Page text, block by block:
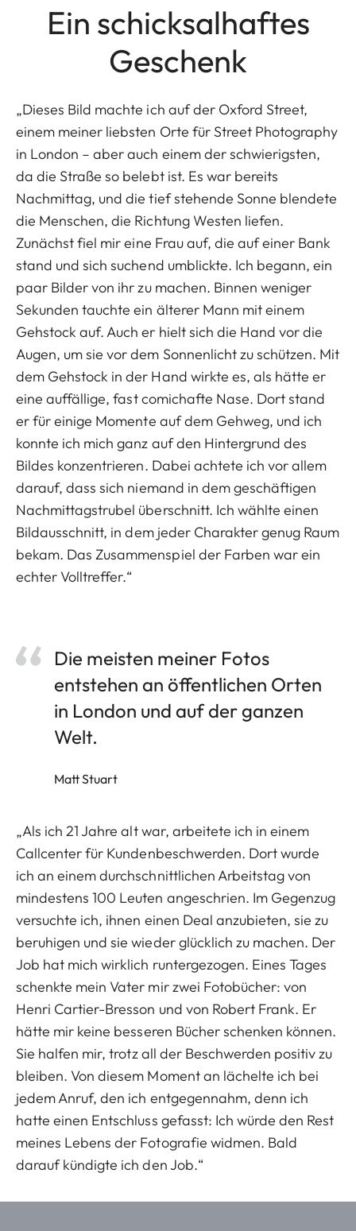
Ein schicksalhaftes
Geschenk
„Dieses Bild machte ich auf der Oxford Street,
einem meiner liebsten Orte für Street Photography
in London – aber auch einem der schwierigsten,
da die Straße so belebt ist. Es war bereits
Nachmittag, und die tief stehende Sonne blendete
die Menschen, die Richtung Westen liefen.
Zunächst fiel mir eine Frau auf, die auf einer Bank
stand und sich suchend umblickte. Ich begann, ein
paar Bilder von ihr zu machen. Binnen weniger
Sekunden tauchte ein älterer Mann mit einem
Gehstock auf. Auch er hielt sich die Hand vor die
Augen, um sie vor dem Sonnenlicht zu schützen. Mit
dem Gehstock in der Hand wirkte es, als hätte er
eine auffällige, fast comichafte Nase. Dort stand
er für einige Momente auf dem Gehweg, und ich
konnte ich mich ganz auf den Hintergrund des
Bildes konzentrieren. Dabei achtete ich vor allem
darauf, dass sich niemand in dem geschäftigen
Nachmittagstrubel überschnitt. Ich wählte einen
Bildausschnitt, in dem jeder Charakter genug Raum
bekam. Das Zusammenspiel der Farben war ein
echter Volltreffer.“
Die meisten meiner Fotos
entstehen an öffentlichen Orten
in London und auf der ganzen
Welt.
Matt Stuart
„Als ich 21 Jahre alt war, arbeitete ich in einem
Callcenter für Kundenbeschwerden. Dort wurde
ich an einem durchschnittlichen Arbeitstag von
mindestens 100 Leuten angeschrien. Im Gegenzug
versuchte ich, ihnen einen Deal anzubieten, sie zu
beruhigen und sie wieder glücklich zu machen. Der
Job hat mich wirklich runtergezogen. Eines Tages
schenkte mein Vater mir zwei Fotobücher: von
Henri Cartier-Bresson und von Robert Frank. Er
hätte mir keine besseren Bücher schenken können.
Sie halfen mir, trotz all der Beschwerden positiv zu
bleiben. Von diesem Moment an lächelte ich bei
jedem Anruf, den ich entgegennahm, denn ich
hatte einen Entschluss gefasst: Ich würde den Rest
meines Lebens der Fotografie widmen. Bald
darauf kündigte ich den Job.“